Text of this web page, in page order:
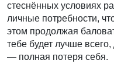
стеснённых условиях
личные потребности,
этом продолжая
тебе будет лучше
— полная потеря себя.